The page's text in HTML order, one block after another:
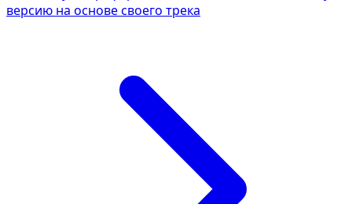
версию на основе своего трека